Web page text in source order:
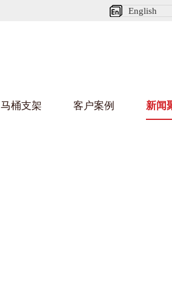
English
马桶支架 客户案例 新闻